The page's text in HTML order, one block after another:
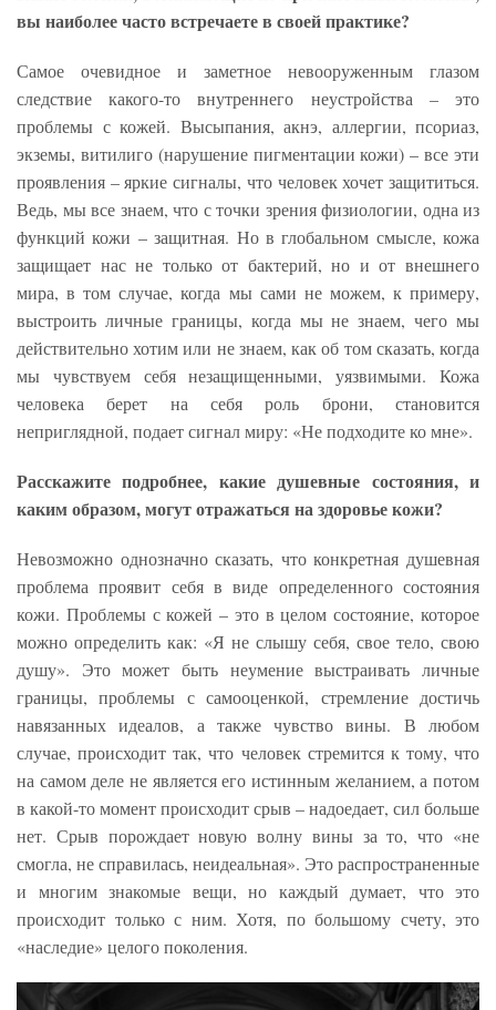
вы наиболее часто встречаете в своей практике?
Самое очевидное и заметное невооруженным глазом
следствие какого-то внутреннего неустройства – это
проблемы с кожей. Высыпания, акнэ, аллергии, псориаз,
экземы, витилиго (нарушение пигментации кожи) – все эти
проявления – яркие сигналы, что человек хочет защититься.
Ведь, мы все знаем, что с точки зрения физиологии, одна из
функций кожи – защитная. Но в глобальном смысле, кожа
защищает нас не только от бактерий, но и от внешнего
мира, в том случае, когда мы сами не можем, к примеру,
выстроить личные границы, когда мы не знаем, чего мы
действительно хотим или не знаем, как об том сказать, когда
мы чувствуем себя незащищенными, уязвимыми. Кожа
человека берет на себя роль брони, становится
неприглядной, подает сигнал миру: «Не подходите ко мне».
Расскажите подробнее, какие душевные состояния, и
каким образом, могут отражаться на здоровье кожи?
Невозможно однозначно сказать, что конкретная душевная
проблема проявит себя в виде определенного состояния
кожи. Проблемы с кожей – это в целом состояние, которое
можно определить как: «Я не слышу себя, свое тело, свою
душу». Это может быть неумение выстраивать личные
границы, проблемы с самооценкой, стремление достичь
навязанных идеалов, а также чувство вины. В любом
случае, происходит так, что человек стремится к тому, что
на самом деле не является его истинным желанием, а потом
в какой-то момент происходит срыв – надоедает, сил больше
нет. Срыв порождает новую волну вины за то, что «не
смогла, не справилась, неидеальная». Это распространенные
и многим знакомые вещи, но каждый думает, что это
происходит только с ним. Хотя, по большому счету, это
«наследие» целого поколения.